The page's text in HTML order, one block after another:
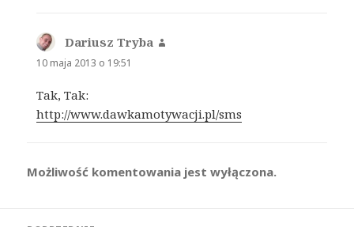
Dariusz Tryba
10 maja 2013 o 19:51
Tak, Tak:
http://www.dawkamotywacji.pl/sms
Możliwość komentowania jest wyłączona.